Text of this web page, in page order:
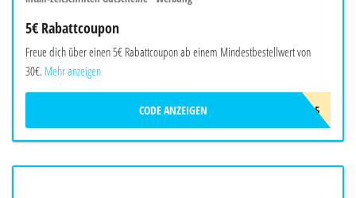
5€ Rabattcoupon
Freue dich über einen 5€ Rabattcoupon ab einem Mindestbestellwert von
30€. Mehr anzeigen
IZ-GTCEN-5
CODE ANZEIGEN